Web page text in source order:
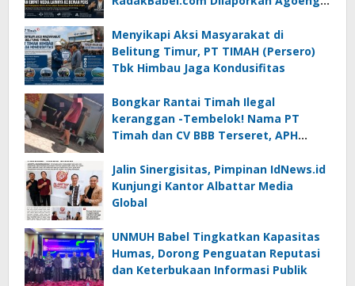
Menyikapi Aksi Masyarakat di
Belitung Timur, PT TIMAH (Persero)
Tbk Himbau Jaga Kondusifitas
Bongkar Rantai Timah Ilegal
keranggan -Tembelok! Nama PT
Timah dan CV BBB Terseret, APH
Jalin Sinergisitas, Pimpinan IdNews.id
Kunjungi Kantor Albattar Media
Global
UNMUH Babel Tingkatkan Kapasitas
Humas, Dorong Penguatan Reputasi
dan Keterbukaan Informasi Publik